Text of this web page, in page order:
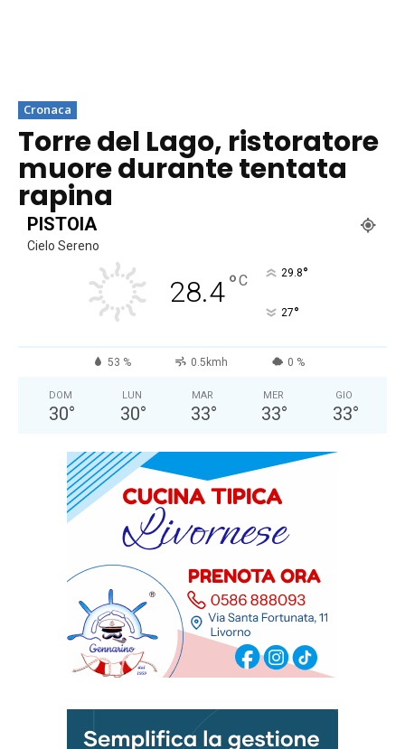
Cronaca
Torre del Lago, ristoratore
muore durante tentata
rapina
PISTOIA
Cielo Sereno
28.4°C 29.8°
27°
53 % 0.5kmh 0 %
DOM
30°
LUN
30°
MAR
33°
MER
33°
GIO
33°